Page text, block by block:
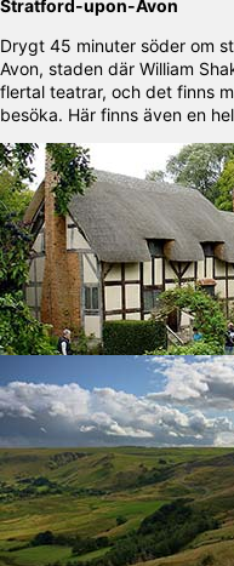
Stratford-upon-Avon
Drygt 45 minuter söder om
Avon, staden där William
flertal teatrar, och det finns
besöka. Här finns även en